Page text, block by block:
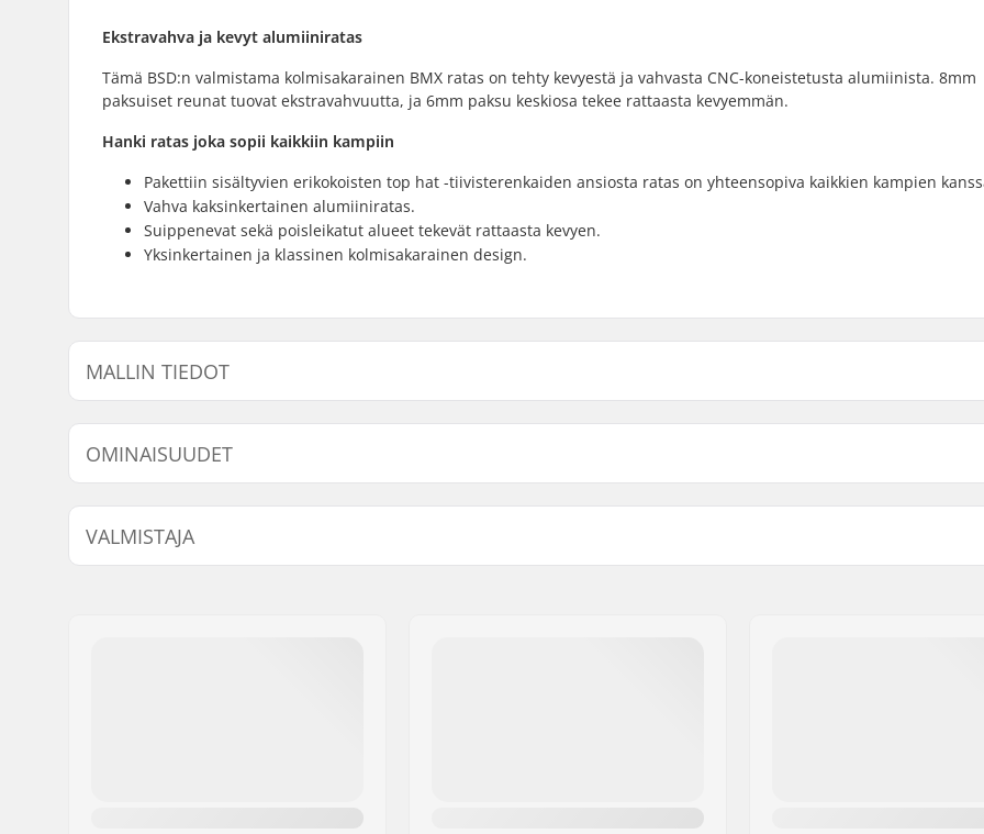
Ekstravahva ja kevyt alumiiniratas
Tämä BSD:n valmistama kolmisakarainen BMX ratas on tehty kevyestä ja vahvasta CNC-koneistetusta alumiinista. 8mm
paksuiset reunat tuovat ekstravahvuutta, ja 6mm paksu keskiosa tekee rattaasta kevyemmän.
Hanki ratas joka sopii kaikkiin kampiin
Pakettiin sisältyvien erikokoisten top hat -tiivisterenkaiden ansiosta ratas on yhteensopiva kaikkien kampien
Vahva kaksinkertainen alumiiniratas.
Suippenevat sekä poisleikatut alueet tekevät rattaasta kevyen.
Yksinkertainen ja klassinen kolmisakarainen design.
MALLIN TIEDOT
Musta - 25T
Raw - 25T
OMINAISUUDET
Hammaspyörän asennus: 19mm, 22mm, 24mm, Pultti Sprocket guard:
VALMISTAJA